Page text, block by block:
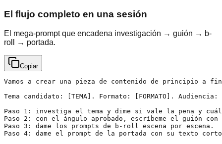
El flujo completo en una sesión
El mega-prompt que encadena investigación → guión → b-
roll → portada.
Copiar
Vamos a crear una pieza de contenido de principio a
Tema candidato: [TEMA]. Formato: [FORMATO].
Paso 1: investiga el tema y dime si vale la pena y
Paso 2: con el ángulo aprobado, escríbeme el guión con
Paso 3: dame los prompts de b-roll escena por escena.
Paso 4: dame el prompt de la portada con su texto